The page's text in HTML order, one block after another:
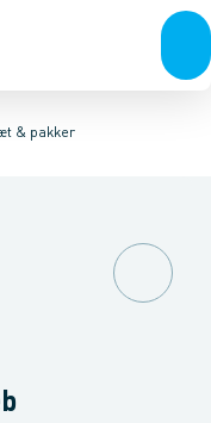
& ventiler
& pakkerOverskabe